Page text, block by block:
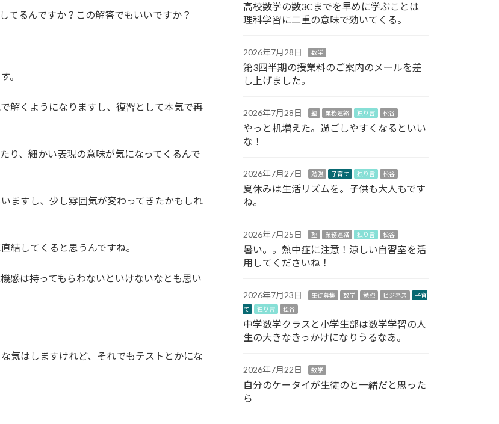
てるんですか？この解答でもいいですか？
。
解くようになりますし、復習として本気で再
り、細かい表現の意味が気になってくるんで
ますし、少し雰囲気が変わってきたかもしれ
結してくると思うんですね。
感は持ってもらわないといけないなとも思い
気はしますけれど、それでもテストとかにな
高校数学の数3Cまでを早めに学ぶことは
理科学習に二重の意味で効いてくる。
2026年7月28日 数学
第3四半期の授業料のご案内のメールを差
し上げました。
2026年7月28日 塾 業務連絡 独り言 松谷
やっと机増えた。過ごしやすくなるといい
な！
2026年7月27日 勉強 子育て 独り言 松谷
夏休みは生活リズムを。子供も大人もです
ね。
2026年7月25日 塾 業務連絡 独り言 松谷
暑い。。熱中症に注意！涼しい自習室を活
用してくださいね！
2026年7月23日 生徒募集 数学 勉強 ビジネス
子育
て
独り言 松谷
中学数学クラスと小学生部は数学学習の人
生の大きなきっかけになりうるなあ。
2026年7月22日 数学
自分のケータイが生徒のと一緒だと思った
ら